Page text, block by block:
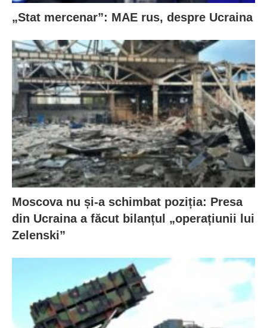
„Stat mercenar”: MAE rus, despre Ucraina
Moscova nu și-a schimbat poziția: Presa
din Ucraina a făcut bilanțul „operațiunii lui
Zelenski”